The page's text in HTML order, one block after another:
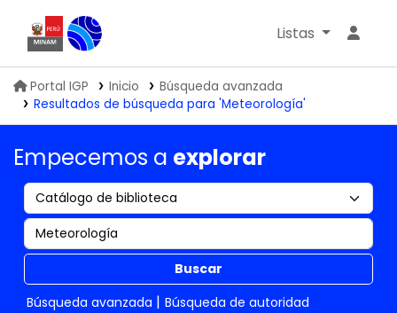
Biblioteca IGP
Listas
Portal IGP Inicio
Búsqueda avanzada
Resultados de búsqueda para 'Meteorología'
Empecemos a explorar
Buscar
Búsqueda avanzada
Búsqueda de autoridad